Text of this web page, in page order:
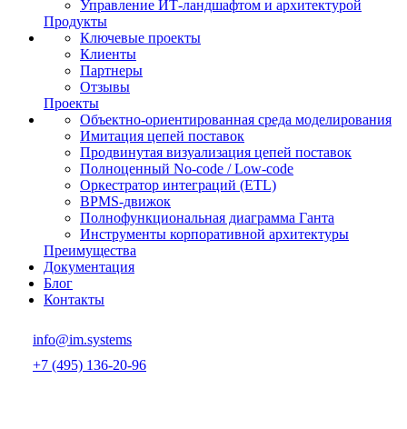
Управление ИТ-ландшафтом и архитектурой
Продукты
Ключевые проекты
Клиенты
Партнеры
Отзывы
Проекты
Объектно-ориентированная среда моделирования
Имитация цепей поставок
Продвинутая визуализация цепей поставок
Полноценный No-code / Low-code
Оркестратор интеграций (ETL)
BPMS-движок
Полнофункциональная диаграмма Ганта
Инструменты корпоративной архитектуры
Преимущества
Документация
Блог
Контакты
info@im.systems
+7 (495) 136-20-96